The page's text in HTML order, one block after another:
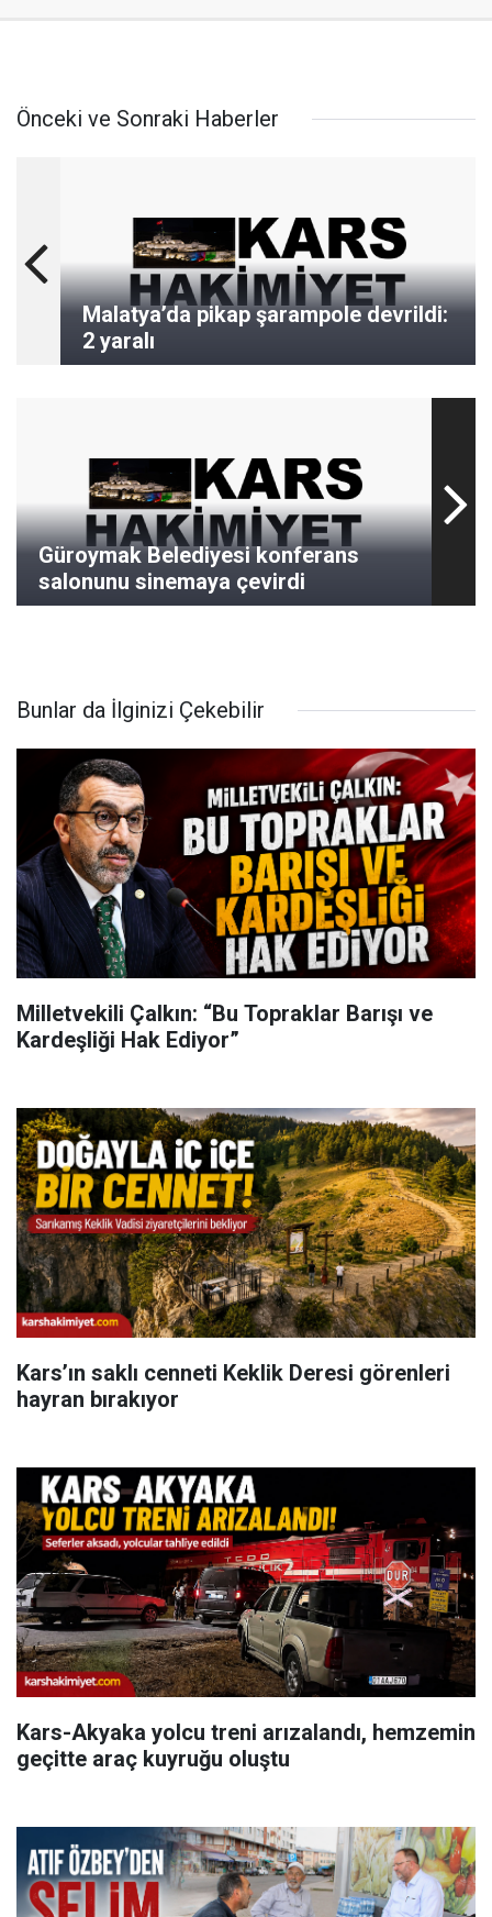
Önceki ve Sonraki Haberler
Malatya’da pikap şarampole devrildi:
2 yaralı
Güroymak Belediyesi konferans
salonunu sinemaya çevirdi
Bunlar da İlginizi Çekebilir
Milletvekili Çalkın: “Bu Topraklar Barışı ve
Kardeşliği Hak Ediyor”
Kars’ın saklı cenneti Keklik Deresi görenleri
hayran bırakıyor
Kars-Akyaka yolcu treni arızalandı, hemzemin
geçitte araç kuyruğu oluştu